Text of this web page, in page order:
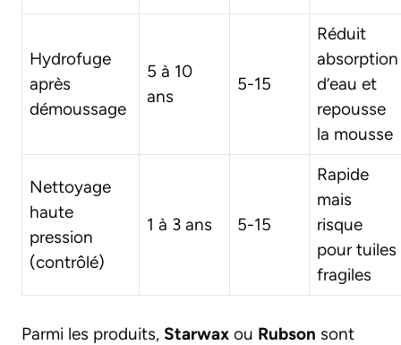
Hydrofuge
après
démoussage
5 à 10
ans
5-15
Réduit
absorption
d’eau et
repousse
la mousse
Nettoyage
haute
pression
(contrôlé)
1 à 3 ans 5-15
Rapide
mais
risque
pour tuiles
fragiles
Parmi les produits, Starwax ou Rubson sont